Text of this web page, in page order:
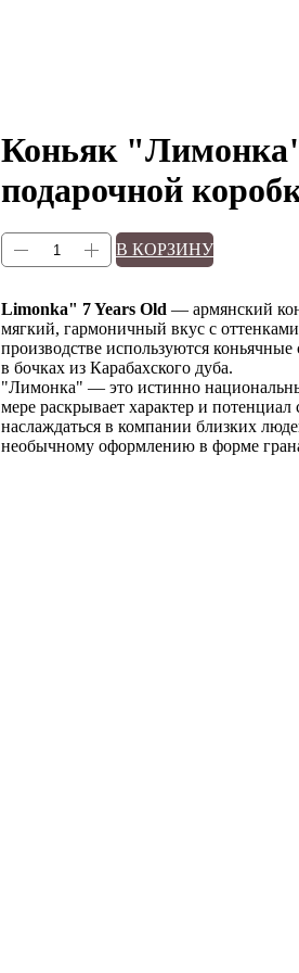
Коньяк
подарочной
В КОРЗИНУ
Limonka" 7 Years Old — армянский
мягкий, гармоничный вкус с
производстве используются
в бочках из Карабахского дуба.
"Лимонка" — это истинно
мере раскрывает характер и
наслаждаться в компании близких
необычному оформлению в форме